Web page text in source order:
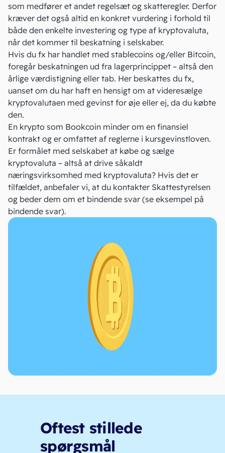
som medfører et andet regelsæt og skatteregler. Derfor
kræver det også altid en konkret vurdering i forhold til
både den enkelte investering og type af kryptovaluta,
når det kommer til beskatning i selskaber.
Hvis du fx har handlet med stablecoins og/eller Bitcoin,
foregår beskatningen ud fra lagerprincippet – altså den
årlige værdistigning eller tab. Her beskattes du fx,
uanset om du har haft en hensigt om at videresælge
kryptovalutaen med gevinst for øje eller ej, da du købte
den.
En krypto som Bookcoin minder om en finansiel
kontrakt og er omfattet af reglerne i kursgevinstloven.
Er formålet med selskabet at købe og sælge
kryptovaluta – altså at drive såkaldt
næringsvirksomhed med kryptovaluta? Hvis det er
tilfældet, anbefaler vi, at du kontakter Skattestyrelsen
og beder dem om et bindende svar (se eksempel på
bindende svar).
Oftest stillede
spørgsmål